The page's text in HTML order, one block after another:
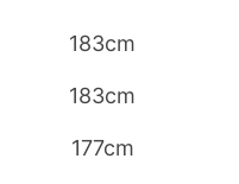
183cm
183cm
177cm